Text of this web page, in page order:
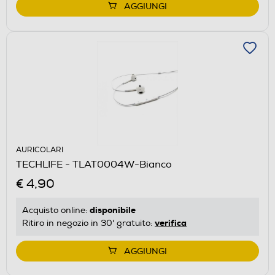
AGGIUNGI
AURICOLARI
TECHLIFE - TLAT0004W-Bianco
€ 4,90
Acquisto online: disponibile
Ritiro in negozio in 30' gratuito: verifica
AGGIUNGI